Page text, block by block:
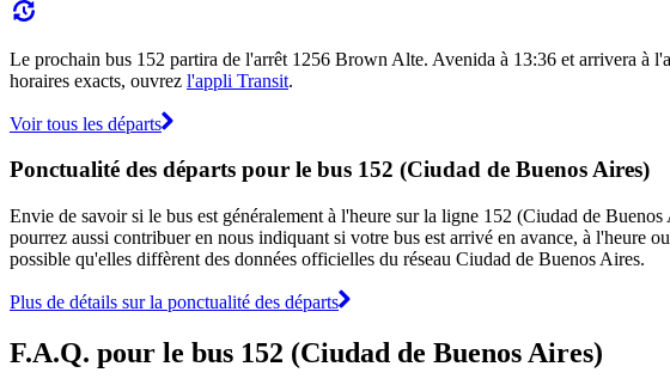
Le prochain bus 152 partira de l'arrêt 1256 Brown Alte. Avenida à 13:36 et arrivera à
horaires exacts, ouvrez l'appli Transit.
Voir tous les départs
Ponctualité des départs pour le bus 152 (Ciudad de Buenos Aires)
Envie de savoir si le bus est généralement à l'heure sur la ligne 152 (Ciudad de
pourrez aussi contribuer en nous indiquant si votre bus est arrivé en avance, à l'heure
possible qu'elles diffèrent des données officielles du réseau Ciudad de Buenos Aires.
Plus de détails sur la ponctualité des départs
F.A.Q. pour le bus 152 (Ciudad de Buenos Aires)